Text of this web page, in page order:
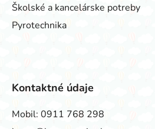
Školské a kancelárske potreby
Pyrotechnika
Kontaktné údaje
Mobil: 0911 768 298